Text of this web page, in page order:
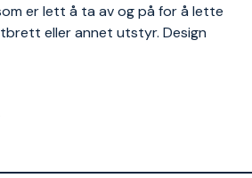
er lett å ta av og på for å lette
eller annet utstyr. Design